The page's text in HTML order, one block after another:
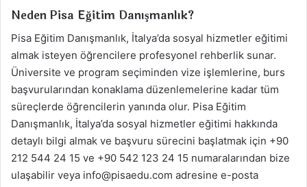
Neden Pisa Eğitim Danışmanlık?
Pisa Eğitim Danışmanlık, İtalya’da sosyal hizmetler eğitimi
almak isteyen öğrencilere profesyonel rehberlik sunar.
Üniversite ve program seçiminden vize işlemlerine, burs
başvurularından konaklama düzenlemelerine kadar tüm
süreçlerde öğrencilerin yanında olur. Pisa Eğitim
Danışmanlık, İtalya’da sosyal hizmetler eğitimi hakkında
detaylı bilgi almak ve başvuru sürecini başlatmak için +90
212 544 24 15 ve +90 542 123 24 15 numaralarından bize
ulaşabilir veya info@pisaedu.com adresine e-posta